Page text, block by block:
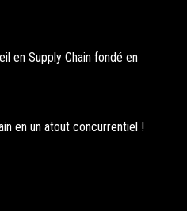
en Supply Chain fondé en
en un atout concurrentiel !